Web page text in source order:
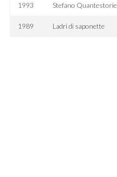
1993 Stefano Quantestorie
1989 Ladri di saponette